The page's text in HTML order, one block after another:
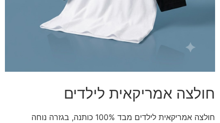
חולצה אמריקאית לילדים
חולצה אמריקאית לילדים מבד 100% כותנה, בגזרה נוחה